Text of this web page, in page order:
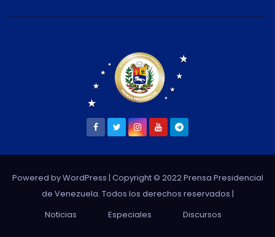
Powered by WordPress | Copyright © 2022 Prensa Presidencial
de Venezuela. Todos los derechos reservados |
Noticias
Especiales Discursos